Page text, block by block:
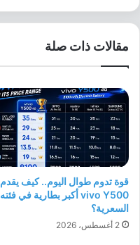
مقالات ذات صلة
قوة تدوم طوال اليوم.. كيف يقدم
vivo Y500 أكبر بطارية في فئته
السعرية؟
2 أغسطس، 2026